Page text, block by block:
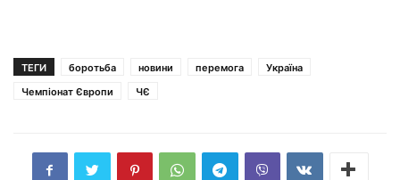
ТЕГИ боротьба новини перемога
Україна
Чемпіонат Європи
ЧЄ